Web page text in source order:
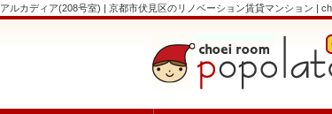
アルカディア(208号室) | 京都市伏見区のリノベーション賃貸マンション |